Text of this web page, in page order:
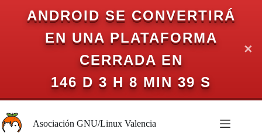
ANDROID SE CONVERTIRÁ
EN UNA PLATAFORMA
CERRADA EN
146 D 3 H 8 MIN 39 S
✕
al
contenidoAsociación GNU/Linux Valencia